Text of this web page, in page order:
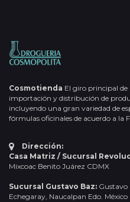
Cosmotienda El giro principal
importación y distribución de
incluyendo una gran variedad de
fórmulas oficinales de acuerdo a la
Dirección:
Casa Matriz / Sucursal
Mixcoac Benito Juárez CDMX
Sucursal Gustavo Baz: Gustavo
Echegaray, Naucalpan Edo. México